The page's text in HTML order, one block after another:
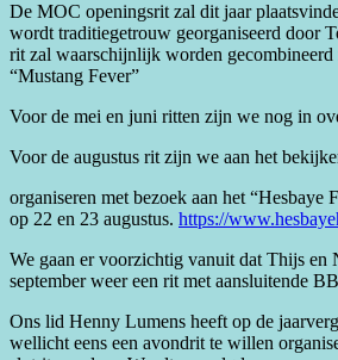
De MOC openingsrit zal dit jaar
wordt traditiegetrouw georganiseerd door
rit zal waarschijnlijk worden gecombineerd
“Mustang Fever”
Voor de mei en juni ritten zijn we nog in
Voor de augustus rit zijn we aan het
organiseren met bezoek aan het “Hesbaye
op 22 en 23 augustus. https://
We gaan er voorzichtig vanuit dat Thijs en
september weer een rit met aansluitende
Ons lid Henny Lumens heeft op de
wellicht eens een avondrit te willen